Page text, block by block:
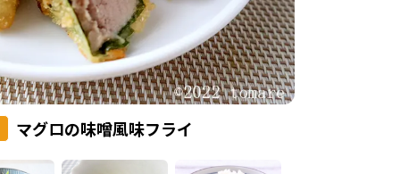
マグロの味噌風味フライ